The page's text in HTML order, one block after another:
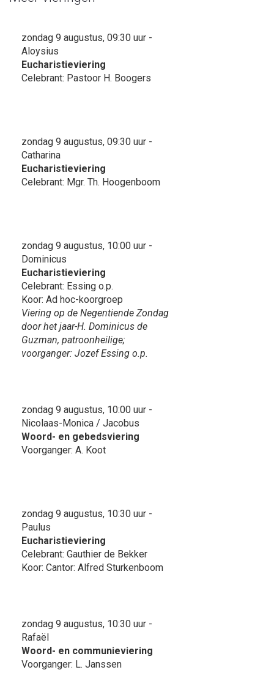
zondag 9 augustus, 09:30 uur -
Aloysius
Eucharistieviering
Celebrant: Pastoor H. Boogers
zondag 9 augustus, 09:30 uur -
Catharina
Eucharistieviering
Celebrant: Mgr. Th. Hoogenboom
zondag 9 augustus, 10:00 uur -
Dominicus
Eucharistieviering
Celebrant: Essing o.p.
Koor: Ad hoc-koorgroep
Viering op de Negentiende Zondag
door het jaar-H. Dominicus de
Guzman, patroonheilige;
voorganger: Jozef Essing o.p.
zondag 9 augustus, 10:00 uur -
Nicolaas-Monica / Jacobus
Woord- en gebedsviering
Voorganger: A. Koot
zondag 9 augustus, 10:30 uur -
Paulus
Eucharistieviering
Celebrant: Gauthier de Bekker
Koor: Cantor: Alfred Sturkenboom
zondag 9 augustus, 10:30 uur -
Rafaël
Woord- en communieviering
Voorganger: L. Janssen